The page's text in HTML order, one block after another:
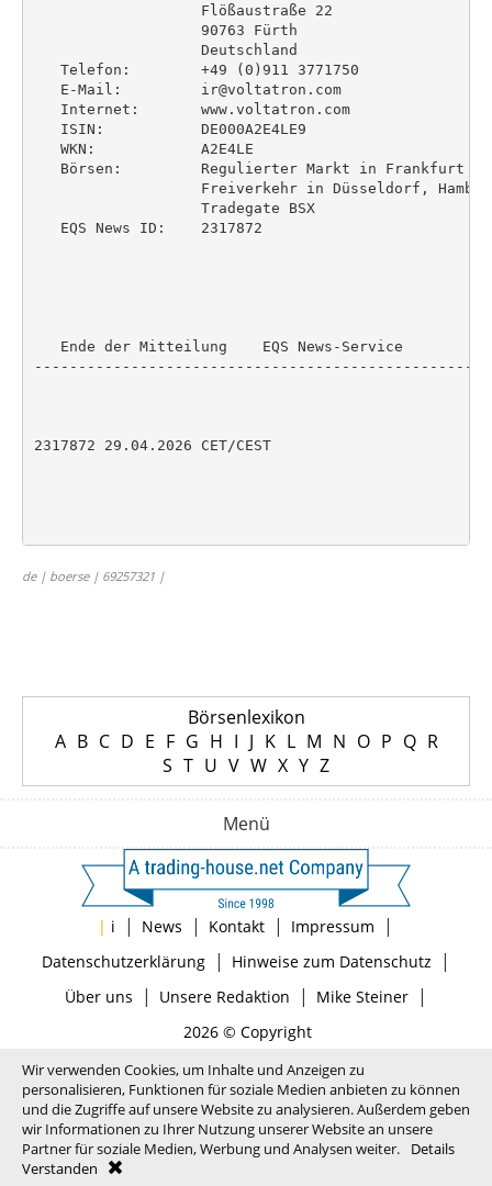
                   Flößaustraße 22
                   90763 Fürth
                   Deutschland
   Telefon:        +49 (0)911 3771750
   E-Mail:         ir@voltatron.com
   Internet:       www.voltatron.com
   ISIN:           DE000A2E4LE9
   WKN:            A2E4LE
Börsen:         Regulierter Markt in Frankfurt
Freiverkehr in Düsseldorf,
                   Tradegate BSX
   EQS News ID:    2317872
   Ende der Mitteilung    EQS News-Service
2317872 29.04.2026 CET/CEST
de | boerse | 69257321 |
Börsenlexikon
A B C D E F G H I J K L M N O P Q R
S T U V W X Y Z
Menü
| i | News | Kontakt | Impressum |
Datenschutzerklärung| Hinweise zum Datenschutz |
Über uns | Unsere Redaktion | Mike Steiner|
2026 © Copyright
Wir verwenden Cookies, um Inhalte und Anzeigen zu
personalisieren, Funktionen für soziale Medien anbieten zu können
und die Zugriffe auf unsere Website zu analysieren. Außerdem geben
wir Informationen zu Ihrer Nutzung unserer Website an unsere
Partner für soziale Medien, Werbung und Analysen weiter.
Details
Verstanden